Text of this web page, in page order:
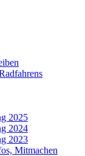
2025
2024
2023
Mitmachen